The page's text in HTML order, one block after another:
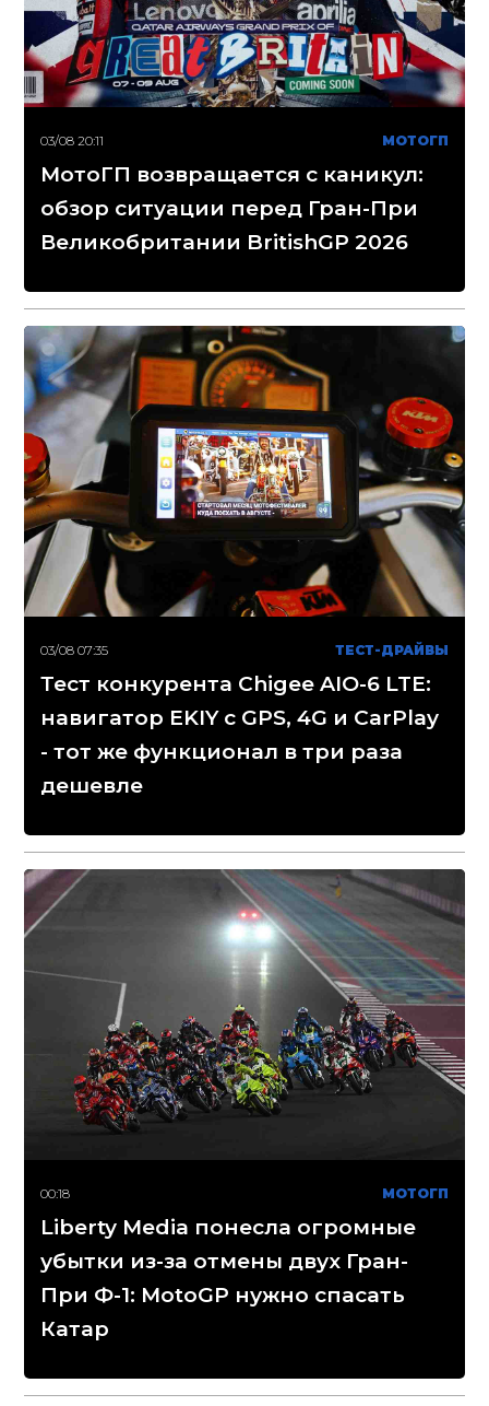
03/08 20:11 МОТОГП
МотоГП возвращается с каникул:
обзор ситуации перед Гран-При
Великобритании BritishGP 2026
03/08 07:35 ТЕСТ-ДРАЙВЫ
Тест конкурента Chigee AIO-6 LTE:
навигатор EKIY с GPS, 4G и CarPlay
- тот же функционал в три раза
дешевле
00:18 МОТОГП
Liberty Media понесла огромные
убытки из-за отмены двух Гран-
При Ф-1: MotoGP нужно спасать
Катар